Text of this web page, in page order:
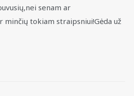
senam ar
minčių tokiam straipsniui!Gėda už